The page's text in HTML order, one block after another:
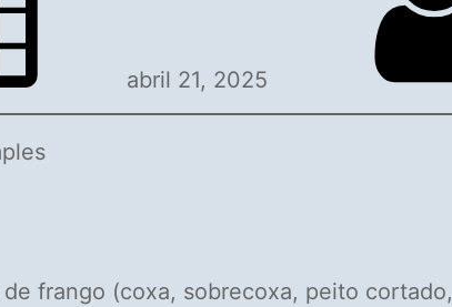
abril 21, 2025
frango (coxa, sobrecoxa, peito